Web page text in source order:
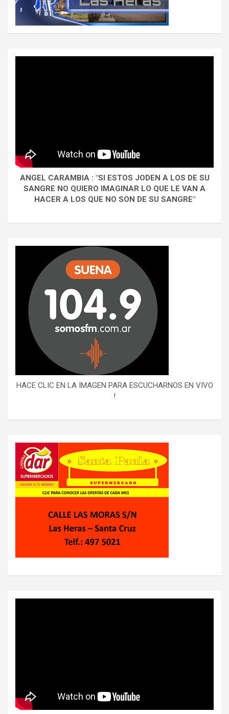
ANGEL CARAMBIA : "SI ESTOS JODEN A LOS DE SU
SANGRE NO QUIERO IMAGINAR LO QUE LE VAN A
HACER A LOS QUE NO SON DE SU SANGRE"
HACE CLIC EN LA IMAGEN PARA ESCUCHARNOS EN VIVO
!